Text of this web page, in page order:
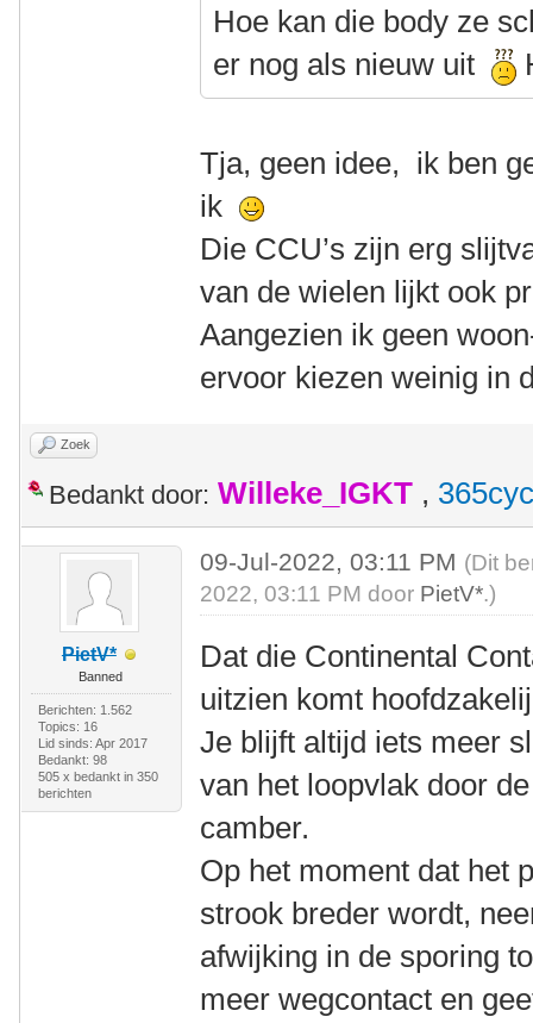
Hoe kan die body ze
er nog als nieuw uit
Tja, geen idee, ik ben
ik
Die CCU’s zijn erg
van de wielen lijkt ook
Aangezien ik geen
ervoor kiezen weinig in
Zoek
Bedankt door: Willeke_IGKT ,
PietV*
Banned
Berichten: 1.562
Topics: 16
Lid sinds: Apr 2017
Bedankt: 98
505 x bedankt in 350
berichten
09-Jul-2022, 03:11 PM (Dit
2022, 03:11 PM door PietV*.)
Dat die Continental
uitzien komt
Je blijft altijd iets meer
van het loopvlak door
camber.
Op het moment dat het
strook breder wordt,
afwijking in de sporing
meer wegcontact en